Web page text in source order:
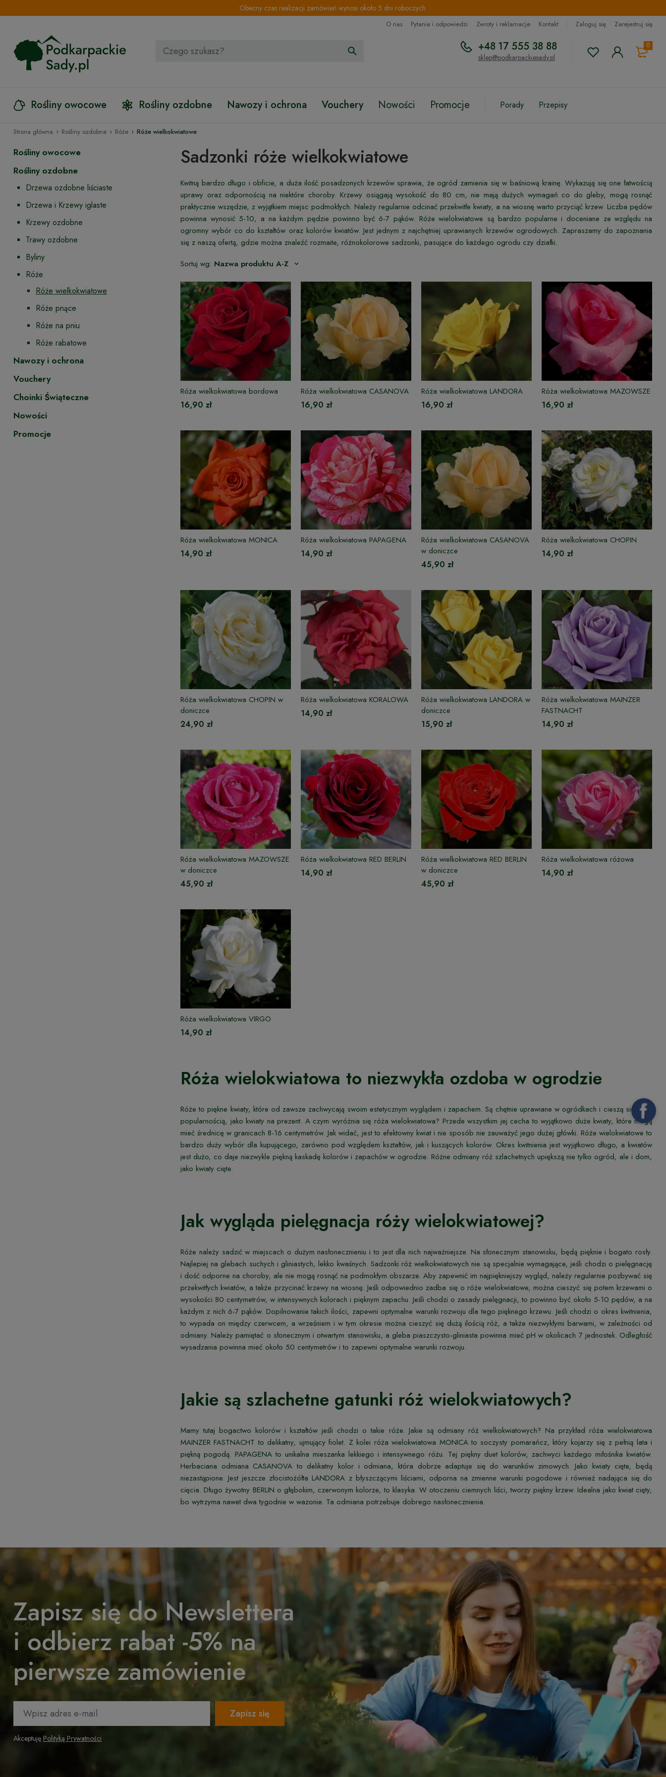
Obecny czas realizacji zamówień wynosi około 5 dni roboczych.
O nas Pytania i odpowiedzi Zwroty i reklamacje Kontakt Zaloguj się Zarejestruj się
0
+48 17 555 38 88
sklep@podkarpackiesady.pl
Rośliny owocowe Rośliny ozdobne Nawozy i ochrona Vouchery Nowości Promocje Porady Przepisy
Strona główna › Rośliny ozdobne › Róże › Róże wielkokwiatowe
Rośliny owocowe
Rośliny ozdobne
Drzewa ozdobne liściaste
Drzewa i Krzewy iglaste
Krzewy ozdobne
Trawy ozdobne
Byliny
Róże
Róże wielkokwiatowe
Róże pnące
Róże na pniu
Róże rabatowe
Nawozy i ochrona
Vouchery
Choinki Świąteczne
Nowości
Promocje
Sadzonki róże wielkokwiatowe
Kwitną bardzo długo i obficie, a duża ilość posadzonych krzewów sprawia, że ogród zamienia się w baśniową krainę. Wykazują się one łatwością
uprawy oraz odpornością na niektóre choroby. Krzewy osiągają wysokość do 80 cm, nie mają dużych wymagań co do gleby, mogą rosnąć
praktycznie wszędzie, z wyjątkiem miejsc podmokłych. Należy regularnie odcinać przekwitłe kwiaty, a na wiosnę warto przyciąć krzew. Liczba pędów
powinna wynosić 5-10, a na każdym pędzie powinno być 6-7 pąków. Róże wielokwiatowe są bardzo popularne i doceniane ze względu na
ogromny wybór co do kształtów oraz kolorów kwiatów. Jest jednym z najchętniej uprawianych krzewów ogrodowych. Zapraszamy do zapoznania
się z naszą ofertą, gdzie można znaleźć rozmaite, różnokolorowe sadzonki, pasujące do każdego ogrodu czy działki.
Sortuj wg: Nazwa produktu A-Z
Róża wielkokwiatowa bordowa
16,90 zł
Róża wielkokwiatowa CASANOVA
16,90 zł
Róża wielkokwiatowa LANDORA
16,90 zł
Róża wielkokwiatowa MAZOWSZE
16,90 zł
Róża wielkokwiatowa MONICA
14,90 zł
Róża wielkokwiatowa PAPAGENA
14,90 zł
Róża wielkokwiatowa CASANOVA
w doniczce
45,90 zł
Róża wielkokwiatowa CHOPIN
14,90 zł
Róża wielkokwiatowa CHOPIN w
doniczce
24,90 zł
Róża wielkokwiatowa KORALOWA
14,90 zł
Róża wielkokwiatowa LANDORA w
doniczce
15,90 zł
Róża wielkokwiatowa MAINZER
FASTNACHT
14,90 zł
Róża wielkokwiatowa MAZOWSZE
w doniczce
45,90 zł
Róża wielkokwiatowa RED BERLIN
14,90 zł
Róża wielkokwiatowa RED BERLIN
w doniczce
45,90 zł
Róża wielkokwiatowa różowa
14,90 zł
Róża wielkokwiatowa VIRGO
14,90 zł
Róża wielokwiatowa to niezwykła ozdoba w ogrodzie
Róże to piękne kwiaty, które od zawsze zachwycają swoim estetycznym wyglądem i zapachem. Są chętnie uprawiane w ogródkach i cieszą się dużą
popularnością, jako kwiaty na prezent. A czym wyróżnia się róża wielokwiatowa? Przede wszystkim jej cecha to wyjątkowo duże kwiaty, które mogą
mieć średnicę w granicach 8-16 centymetrów. Jak widać, jest to efektowny kwiat i nie sposób nie zauważyć jego dużej główki. Róże wielokwiatowe to
bardzo duży wybór dla kupującego, zarówno pod względem kształtów, jak i kuszących kolorów. Okres kwitnienia jest wyjątkowo długo, a kwiatów
jest dużo, co daje niezwykle piękną kaskadę kolorów i zapachów w ogrodzie. Różne odmiany róż szlachetnych upiększą nie tylko ogród, ale i dom,
jako kwiaty cięte.
Jak wygląda pielęgnacja róży wielokwiatowej?
Róże należy sadzić w miejscach o dużymnasłonecznieniu i to jest dla nich najważniejsze. Na słonecznym stanowisku, będą pięknie i bogato rosły.
Najlepiej na glebach suchych i gliniastych, lekko kwaśnych. Sadzonki róż wielkokwiatowych nie są specjalnie wymagające, jeśli chodzi o pielęgnację
i dość odporne na choroby, ale nie mogą rosnąć na podmokłym obszarze. Aby zapewnić im najpiękniejszy wygląd, należy regularnie pozbywać się
przekwitłych kwiatów, a także przycinać krzewy na wiosnę. Jeśli odpowiednio zadba się o róże wielokwiatowe, można cieszyć się potem krzewami o
wysokości 80 centymetrów, w intensywnych kolorach i pięknym zapachu. Jeśli chodzi o zasady pielęgnacji, to powinno być około 5-10 pędów, a na
każdym z nich 6-7 pąków. Dopilnowanie takich ilości, zapewni optymalne warunki rozwoju dla tego pięknego krzewu. Jeśli chodzi o okres kwitnienia,
to wypada on między czerwcem, a wrześniem i w tym okresie można cieszyć się dużą ilością róż, a także niezwykłymi barwami, w zależności od
odmiany. Należy pamiętać o słonecznym i otwartym stanowisku, a gleba piaszczysto-gliniasta powinna mieć pH w okolicach 7 jednostek. Odległość
wysadzania powinna mieć około 50 centymetrów i to zapewni optymalne warunki rozwoju.
Jakie są szlachetne gatunki róż wielokwiatowych?
Mamy tutaj bogactwo kolorów i kształtów jeśli chodzi o takie róże. Jakie są odmiany róż wielkokwiatowych? Na przykład róża wielokwiatowa
MAINZER FASTNACHT to delikatny, ujmujący fiolet. Z kolei róża wielokwiatowa MONICA to soczysty pomarańcz, który kojarzy się z pełnią lata i
piękną pogodą. PAPAGENA to unikalna mieszanka lekkiego i intensywnego różu. Tej piękny duet kolorów, zachwyci każdego miłośnika kwiatów.
Herbaciana odmiana CASANOVA to delikatny kolor i odmiana, która dobrze adaptuje się do warunków zimowych. Jako kwiaty cięte, będą
niezastąpione. Jest jeszcze złocistożółta LANDORA z błyszczącymi liściami, odporna na zmienne warunki pogodowe i również nadająca się do
cięcia. Długo żywotny BERLIN o głębokim, czerwonym kolorze, to klasyka. W otoczeniu ciemnych liści, tworzy piękny krzew. Idealna jako kwiat cięty,
bo wytrzyma nawet dwa tygodnie w wazonie. Ta odmiana potrzebuje dobrego nasłonecznienia.
Zapisz się do Newslettera
i odbierz rabat -5% na
pierwsze zamówienie
Zapisz się
Akceptuję Polityką Prywatności